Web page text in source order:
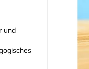
und